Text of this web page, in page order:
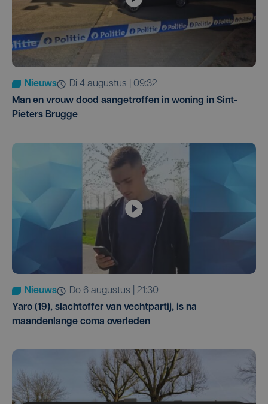
Nieuws
di 4 augustus | 09:32
Man en vrouw dood aangetroffen in woning in Sint-
Pieters Brugge
Nieuws
do 6 augustus | 21:30
Yaro (19), slachtoffer van vechtpartij, is na
maandenlange coma overleden